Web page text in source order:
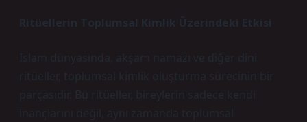
Ritüellerin Toplumsal Kimlik Üzerindeki Etkisi
İslam dünyasında, akşam namazı ve diğer dini
ritüeller, toplumsal kimlik oluşturma sürecinin bir
parçasıdır. Bu ritüeller, bireylerin sadece kendi
inançlarını değil, aynı zamanda toplumsal